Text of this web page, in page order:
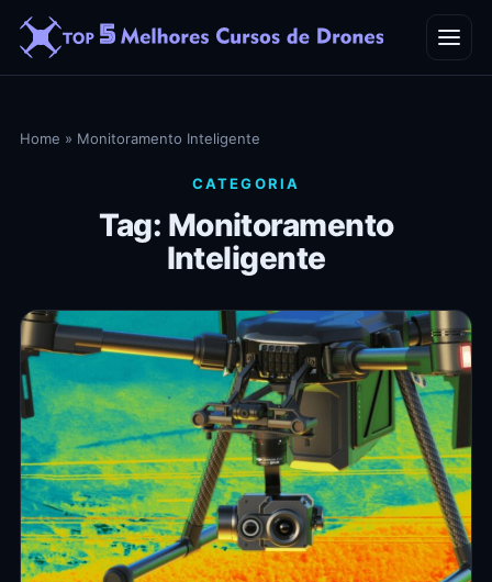
Home » Monitoramento Inteligente
CATEGORIA
Tag: Monitoramento
Inteligente